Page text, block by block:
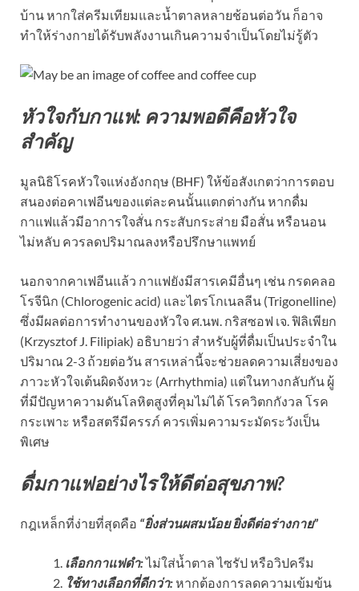
บ้าน หากใส่ครีมเทียมและน้ำตาลหลายช้อนต่อวัน ก็อาจ
ทำให้ร่างกายได้รับพลังงานเกินความจำเป็นโดยไม่รู้ตัว
หัวใจกับกาแฟ: ความพอดีคือหัวใจ
สำคัญ
มูลนิธิโรคหัวใจแห่งอังกฤษ (BHF) ให้ข้อสังเกตว่าการตอบ
สนองต่อคาเฟอีนของแต่ละคนนั้นแตกต่างกัน หากดื่ม
กาแฟแล้วมีอาการใจสั่น กระสับกระส่าย มือสั่น หรือนอน
ไม่หลับ ควรลดปริมาณลงหรือปรึกษาแพทย์
นอกจากคาเฟอีนแล้ว กาแฟยังมีสารเคมีอื่นๆ เช่น กรดคลอ
โรจีนิก (Chlorogenic acid) และไตรโกเนลลีน (Trigonelline)
ซึ่งมีผลต่อการทำงานของหัวใจ ศ.นพ. กริสซอฟ เจ. ฟิลิเพียก
(Krzysztof J. Filipiak) อธิบายว่า สำหรับผู้ที่ดื่มเป็นประจำใน
ปริมาณ 2-3 ถ้วยต่อวัน สารเหล่านี้จะช่วยลดความเสี่ยงของ
ภาวะหัวใจเต้นผิดจังหวะ (Arrhythmia) แต่ในทางกลับกัน ผู้
ที่มีปัญหาความดันโลหิตสูงที่คุมไม่ได้ โรควิตกกังวล โรค
กระเพาะ หรือสตรีมีครรภ์ ควรเพิ่มความระมัดระวังเป็น
พิเศษ
ดื่มกาแฟอย่างไรให้ดีต่อสุขภาพ?
กฎเหล็กที่ง่ายที่สุดคือ “ยิ่งส่วนผสมน้อย ยิ่งดีต่อร่างกาย”
เลือกกาแฟดำ:ไม่ใส่น้ำตาล ไซรัป หรือวิปครีม
ใช้ทางเลือกที่ดีกว่า:หากต้องการลดความเข้มข้น